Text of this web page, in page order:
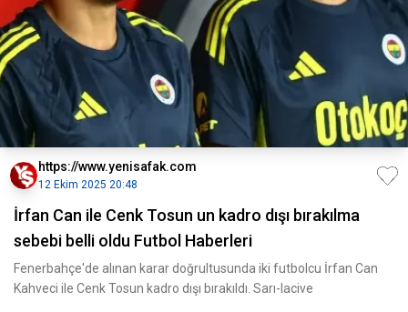
https://www.yenisafak.com
12 Ekim 2025 20:48
İrfan Can ile Cenk Tosun un kadro dışı bırakılma
sebebi belli oldu Futbol Haberleri
Fenerbahçe'de alınan karar doğrultusunda iki futbolcu İrfan Can
Kahveci ile Cenk Tosun kadro dışı bırakıldı. Sarı-lacive